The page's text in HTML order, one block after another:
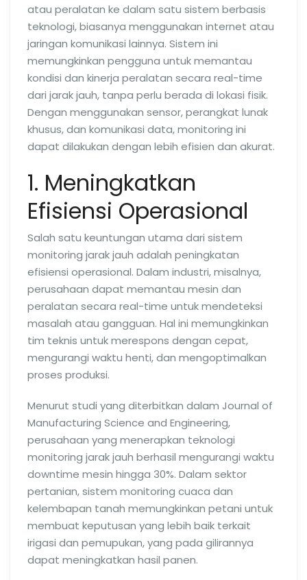
atau peralatan ke dalam satu sistem berbasis
teknologi, biasanya menggunakan internet atau
jaringan komunikasi lainnya. Sistem ini
memungkinkan pengguna untuk memantau
kondisi dan kinerja peralatan secara real-time
dari jarak jauh, tanpa perlu berada di lokasi fisik.
Dengan menggunakan sensor, perangkat lunak
khusus, dan komunikasi data, monitoring ini
dapat dilakukan dengan lebih efisien dan akurat.
1. Meningkatkan
Efisiensi Operasional
Salah satu keuntungan utama dari sistem
monitoring jarak jauh adalah peningkatan
efisiensi operasional. Dalam industri, misalnya,
perusahaan dapat memantau mesin dan
peralatan secara real-time untuk mendeteksi
masalah atau gangguan. Hal ini memungkinkan
tim teknis untuk merespons dengan cepat,
mengurangi waktu henti, dan mengoptimalkan
proses produksi.
Menurut studi yang diterbitkan dalam Journal of
Manufacturing Science and Engineering,
perusahaan yang menerapkan teknologi
monitoring jarak jauh berhasil mengurangi waktu
downtime mesin hingga 30%. Dalam sektor
pertanian, sistem monitoring cuaca dan
kelembapan tanah memungkinkan petani untuk
membuat keputusan yang lebih baik terkait
irigasi dan pemupukan, yang pada gilirannya
dapat meningkatkan hasil panen.